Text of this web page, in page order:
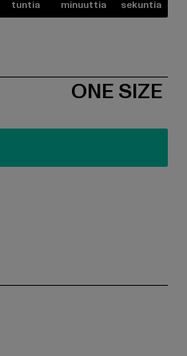
tuntia minuuttia sekuntia
ONE SIZE